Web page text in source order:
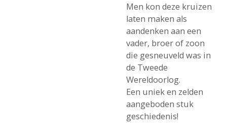
Men kon deze kruizen
laten maken als
aandenken aan een
vader, broer of zoon
die gesneuveld was in
de Tweede
Wereldoorlog.
Een uniek en zelden
aangeboden stuk
geschiedenis!